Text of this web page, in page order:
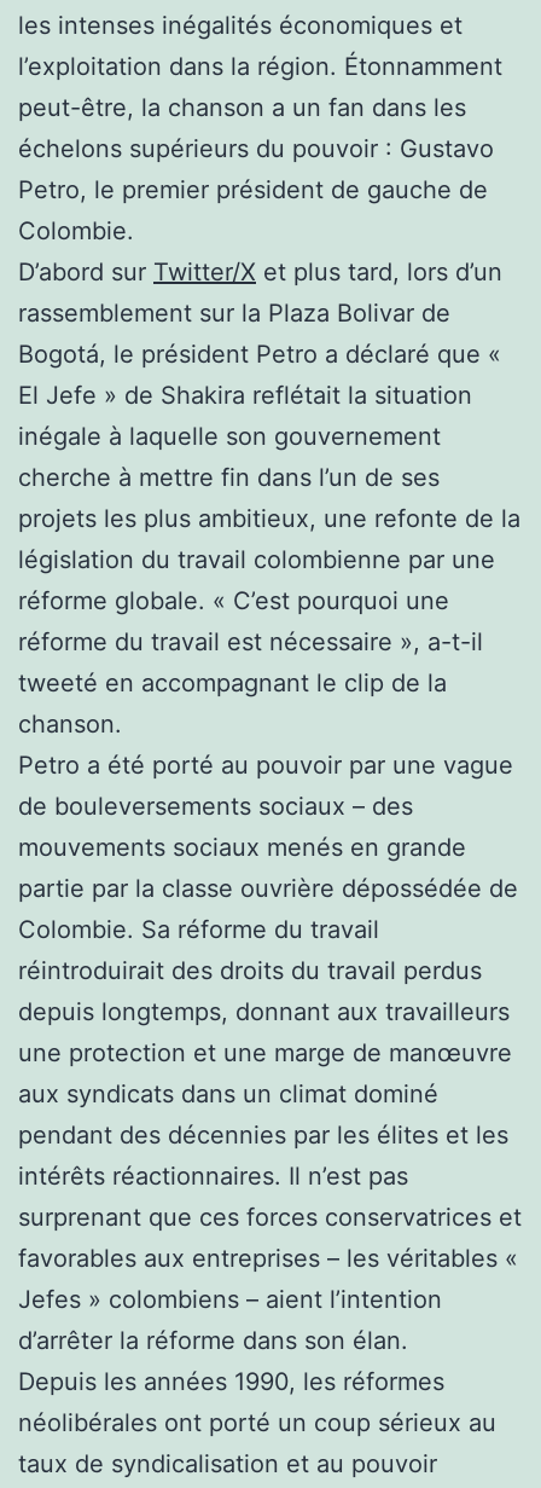
les intenses inégalités économiques et
l’exploitation dans la région. Étonnamment
peut-être, la chanson a un fan dans les
échelons supérieurs du pouvoir : Gustavo
Petro, le premier président de gauche de
Colombie.
D’abord sur Twitter/X et plus tard, lors d’un
rassemblement sur la Plaza Bolivar de
Bogotá, le président Petro a déclaré que «
El Jefe » de Shakira reflétait la situation
inégale à laquelle son gouvernement
cherche à mettre fin dans l’un de ses
projets les plus ambitieux, une refonte de la
législation du travail colombienne par une
réforme globale. « C’est pourquoi une
réforme du travail est nécessaire », a-t-il
tweeté en accompagnant le clip de la
chanson.
Petro a été porté au pouvoir par une vague
de bouleversements sociaux – des
mouvements sociaux menés en grande
partie par la classe ouvrière dépossédée de
Colombie. Sa réforme du travail
réintroduirait des droits du travail perdus
depuis longtemps, donnant aux travailleurs
une protection et une marge de manœuvre
aux syndicats dans un climat dominé
pendant des décennies par les élites et les
intérêts réactionnaires. Il n’est pas
surprenant que ces forces conservatrices et
favorables aux entreprises – les véritables «
Jefes » colombiens – aient l’intention
d’arrêter la réforme dans son élan.
Depuis les années 1990, les réformes
néolibérales ont porté un coup sérieux au
taux de syndicalisation et au pouvoir